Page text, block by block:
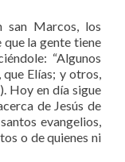
san Marcos, los
que la gente tiene
“Algunos
Elías; y otros,
Hoy en día sigue
de Jesús de
evangelios,
o de quienes ni